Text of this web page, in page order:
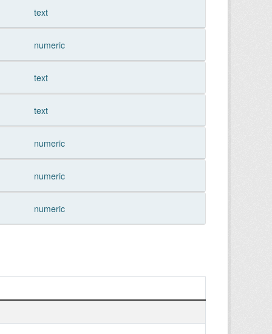
text
numeric
text
text
numeric
numeric
numeric